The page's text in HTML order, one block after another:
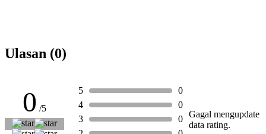
Ulasan (0)
0 /5
5
0
4
0
3
0 Gagal mengupdate
data rating.